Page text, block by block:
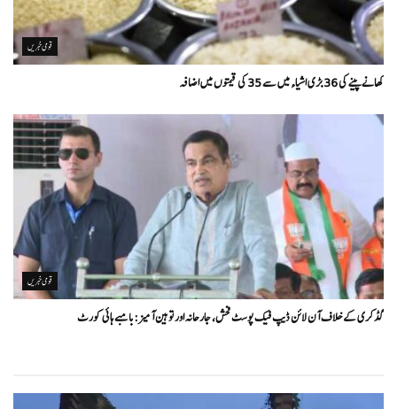
قومی خبریں
کھانے پینے کی 36 بڑی اشیاء میں سے 35 کی قیمتوں میں اضافہ
قومی خبریں
گڈکری کے خلاف آن لائن ڈیپ فیک پوسٹ فحش، جارحانہ اور توہین آمیز:بامبے ہائی کورٹ